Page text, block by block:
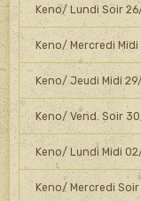
Keno/ Lundi Soir
Keno/ Mercredi
Keno/ Jeudi Midi
Keno/ Vend. Soir
Keno/ Lundi Midi
Keno/ Mercredi